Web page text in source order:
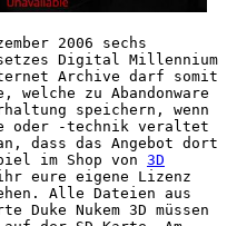
2006 sechs
Digital Millennium
Archive darf somit
welche zu Abandonware
speichern, wenn
oder -technik veraltet
dass das Angebot dort
im Shop von 3D
eure eigene Lizenz
Alle Dateien aus
Nukem 3D müssen